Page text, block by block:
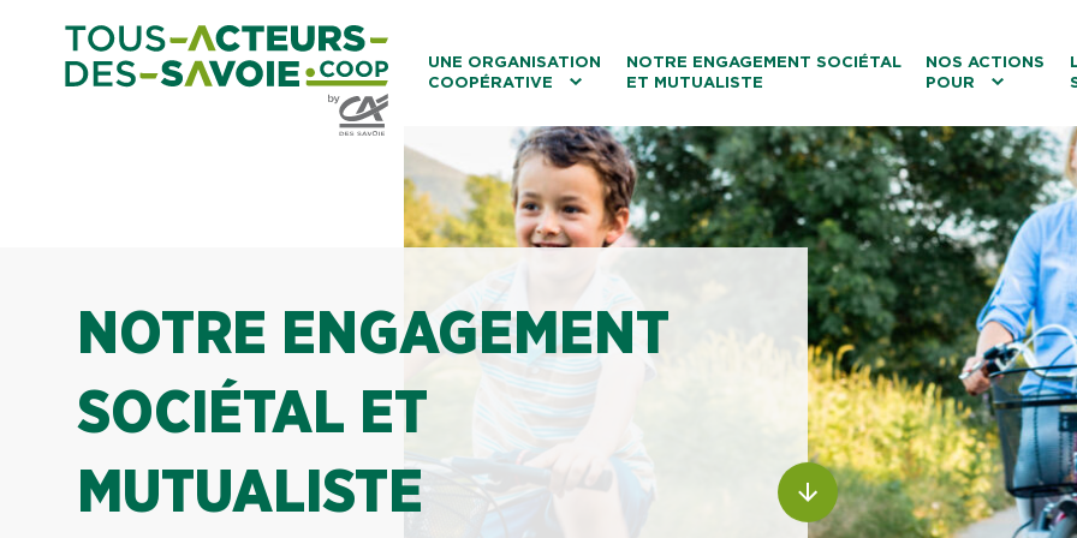
UNE ORGANISATION
COOPÉRATIVE
Caisses Locales
NOTRE ENGAGEMENT SOCIÉTAL
ET MUTUALISTE
NOS ACTIONS
POUR
Le tourisme
Les transitions
La biodiversité
Les associations
NOTRE ENGAGEMENT
SOCIÉTAL ET
MUTUALISTE
ALLER AU CONTENU